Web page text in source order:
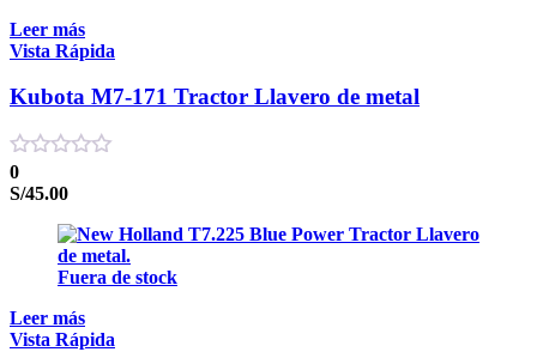
Leer más
Vista Rápida
Kubota M7-171 Tractor Llavero de metal
0
S/45.00
Fuera de stock
Leer más
Vista Rápida